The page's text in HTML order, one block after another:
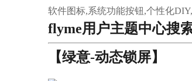
软件图标,系统功能按钮,个性化
flyme用户主题中心搜
【绿意-动态锁屏】